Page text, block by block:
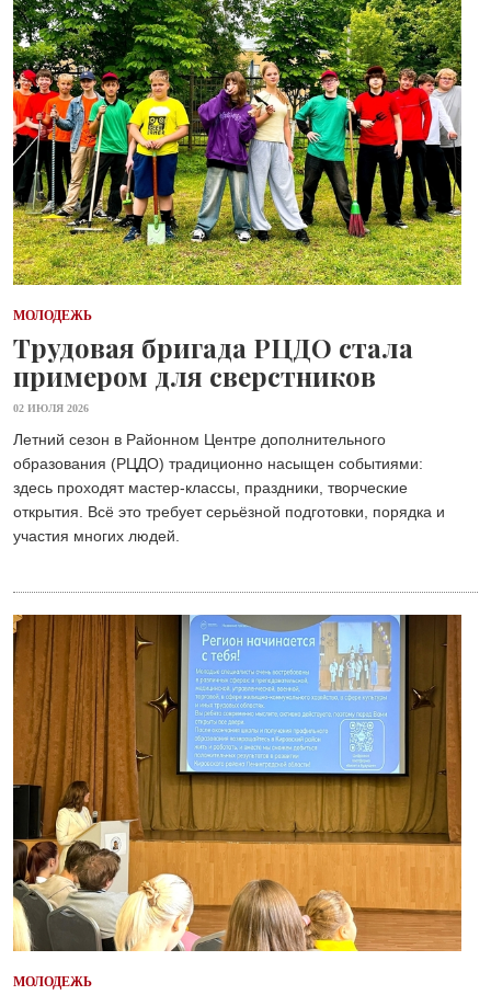
МОЛОДЕЖЬ
Трудовая бригада РЦДО стала
примером для сверстников
02 ИЮЛЯ 2026
Летний сезон в Районном Центре дополнительного
образования (РЦДО) традиционно насыщен событиями:
здесь проходят мастер-классы, праздники, творческие
открытия. Всё это требует серьёзной подготовки, порядка и
участия многих людей.
МОЛОДЕЖЬ